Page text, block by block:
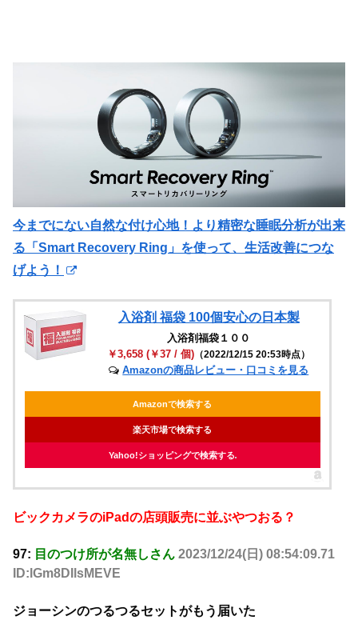
今までにない自然な付け心地！より精密な睡眠分析が出来
る「Smart Recovery Ring」を使って、生活改善につな
げよう！
入浴剤 福袋 100個安心の日本製
入浴剤福袋１００
￥3,658 (￥37 / 個) （2022/12/15 20:53時点）
Amazonの商品レビュー・口コミを見る
Amazonで検索する
楽天市場で検索する
Yahoo!ショッピングで検索する
ビックカメラのiPadの店頭販売に並ぶやつおる？
97: 目のつけ所が名無しさん 2023/12/24(日) 08:54:09.71
ID:lGm8DIlsMEVE
ジョーシンのつるつるセットがもう届いた